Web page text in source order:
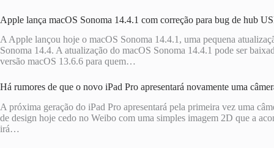
Apple lança macOS Sonoma 14.4.1 com correção para bug de hub
A Apple lançou hoje o macOS Sonoma 14.4.1, uma pequena
Sonoma 14.4. A atualização do ‌‌‌‌macOS Sonoma‌‌ 14.4‌.1 pode ser
versão macOS 13.6.6 para quem…
Há rumores de que o novo iPad Pro apresentará novamente uma
A próxima geração do iPad Pro apresentará pela primeira vez uma
de design hoje cedo no Weibo com uma simples imagem 2D que a
irá…